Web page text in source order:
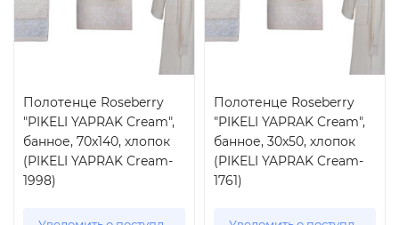
Полотенце Roseberry
"PIKELI YAPRAK Cream",
банное, 70x140, хлопок
(PIKELI YAPRAK Cream-
1998)
Полотенце Roseberry
"PIKELI YAPRAK Cream",
банное, 30x50, хлопок
(PIKELI YAPRAK Cream-
1761)